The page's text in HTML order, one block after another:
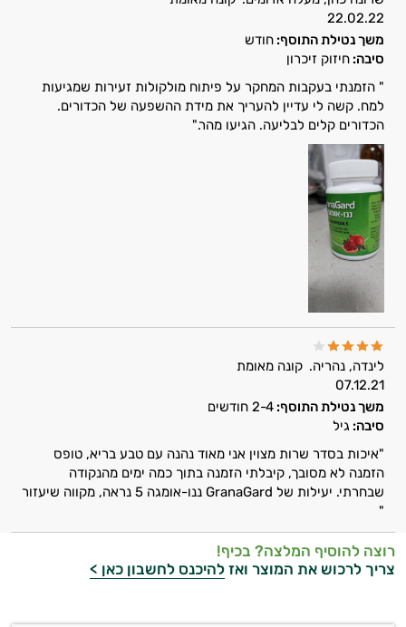
סרומים
בסיס
שמנים
אתרים
קוסמטיקה
אורגנית
מותגים
היגיינת
הפה
היגיינה
נשית
טיפוח
והשיער
22.02.22
משך נטילת התוסף: חודש
סיבה: חיזוק זיכרון
" הזמנתי בעקבות המחקר על פיתוח מולקולות זעירות שמגיעות
למח. קשה לי עדיין להעריך את מידת ההשפעה של הכדורים.
הכדורים קלים לבליעה. הגיעו מהר."
לינדה, נהריה. קונה מאומת
07.12.21
משך נטילת התוסף: 2-4 חודשים
סיבה: גיל
"איכות בסדר שרות מצוין אני מאוד נהנה עם טבע בריא, טופס
הזמנה לא מסובך, קיבלתי הזמנה בתוך כמה ימים מהנקודה
שבחרתי. יעילות של GranaGard ננו-אומגה 5 נראה, מקווה שיעזור
"
רוצה להוסיף המלצה? בכיף!
צריך לרכוש את המוצר ואז להיכנס לחשבון כאן >